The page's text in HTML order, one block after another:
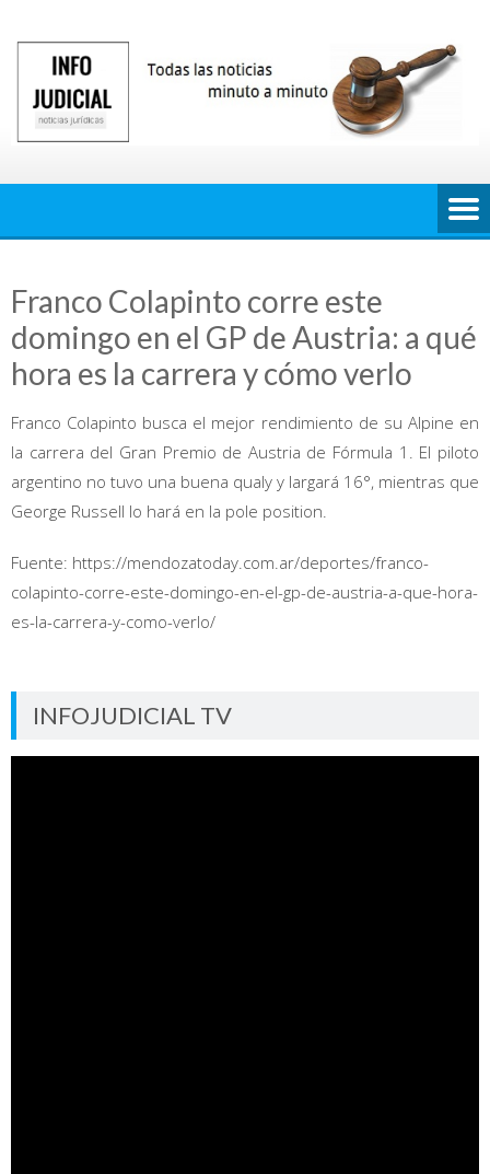
contenido
Franco Colapinto corre este
domingo en el GP de Austria: a qué
hora es la carrera y cómo verlo
Franco Colapinto busca el mejor rendimiento de su Alpine en
la carrera del Gran Premio de Austria de Fórmula 1. El piloto
argentino no tuvo una buena qualy y largará 16°, mientras que
George Russell lo hará en la pole position.
Fuente: https://mendozatoday.com.ar/deportes/franco-
colapinto-corre-este-domingo-en-el-gp-de-austria-a-que-hora-
es-la-carrera-y-como-verlo/
INFOJUDICIAL TV